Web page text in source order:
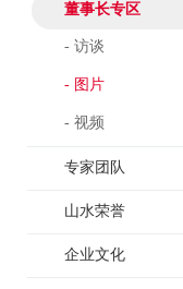
董事长专区
- 访谈
- 图片
- 视频
专家团队
山水荣誉
企业文化